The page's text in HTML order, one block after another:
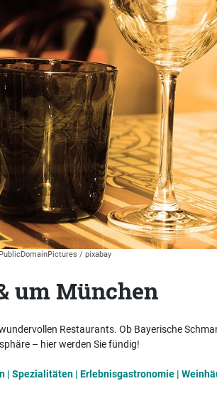
/ pixabay
um München
Restaurants. Ob Bayerische
– hier werden Sie fündig!
| Spezialitäten | Erlebnisgastronomie |